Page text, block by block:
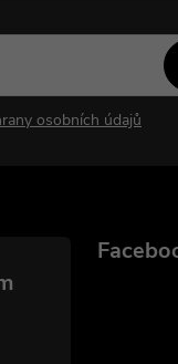
osobních údajů